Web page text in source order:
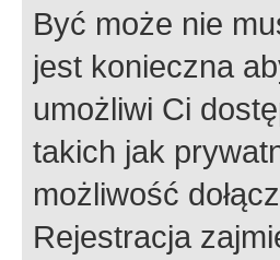
Być może nie
jest konieczna
umożliwi Ci
takich jak
możliwość
Rejestracja